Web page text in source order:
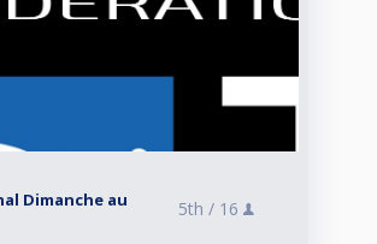
Dimanche au
5th / 16